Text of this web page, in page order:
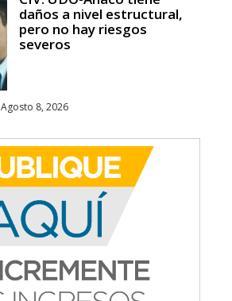
daños a nivel estructural,
pero no hay riesgos
severos
Agosto 8, 2026